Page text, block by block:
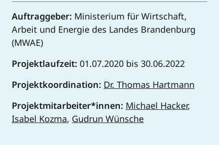
Auftraggeber: Ministerium für Wirtschaft,
Arbeit und Energie des Landes Brandenburg
(MWAE)
Projektlaufzeit: 01.07.2020 bis 30.06.2022
Projektkoordination: Dr. Thomas Hartmann
Projektmitarbeiter*innen: Michael Hacker,
Isabel Kozma, Gudrun Wünsche